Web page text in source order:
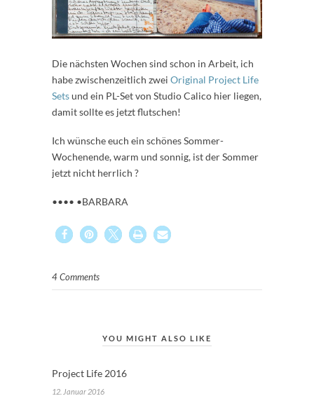
Die nächsten Wochen sind schon in Arbeit, ich
habe zwischenzeitlich zwei Original Project Life
Setsund ein PL-Set von Studio Calico hier liegen,
damit sollte es jetzt flutschen!
Ich wünsche euch ein schönes Sommer-
Wochenende, warm und sonnig, ist der Sommer
jetzt nicht herrlich ?
•••• •BARBARA
4 Comments
YOU MIGHT ALSO LIKE
Project Life 2016
12. Januar 2016